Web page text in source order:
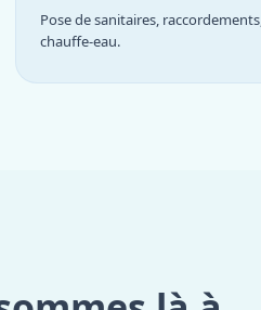
Pose de sanitaires, raccordements,
chauffe-eau.